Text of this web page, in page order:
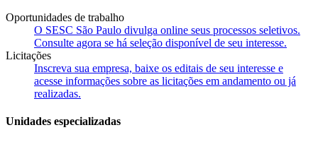
Oportunidades de trabalho
O SESC São Paulo divulga online seus processos seletivos.
Consulte agora se há seleção disponível de seu interesse.
Licitações
Inscreva sua empresa, baixe os editais de seu interesse e
acesse informações sobre as licitações em andamento ou já
realizadas.
Unidades especializadas